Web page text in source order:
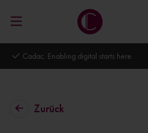
Cadac. Enabling digital starts here.
Zurück